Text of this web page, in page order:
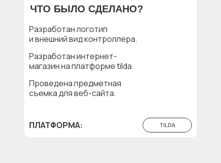
ЧТО БЫЛО СДЕЛАНО?
TILDA
Проведена предметная
съемка для веб-сайта.
Разработан интернет-
магазин на платформе tilda.
Разработан логотип
и внешний вид контроллера.
ПЛАТФОРМА: